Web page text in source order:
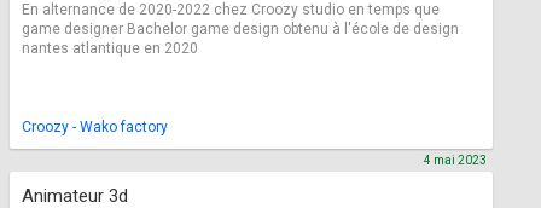
En alternance de 2020-2022 chez Croozy studio en temps que
game designer Bachelor game design obtenu à l'école de design
nantes atlantique en 2020
Croozy - Wako factory
Animateur 3d
4 mai 2023